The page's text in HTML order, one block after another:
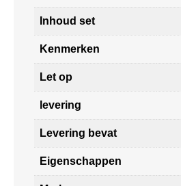
Inhoud set
Kenmerken
Let op
levering
Levering bevat
Eigenschappen